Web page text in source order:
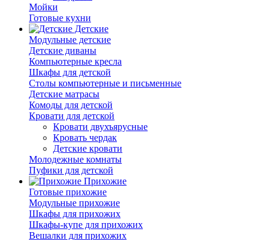
Мойки
Готовые кухни
Детские
Модульные детские
Детские диваны
Компьютерные кресла
Шкафы для детской
Столы компьютерные и письменные
Детские матрасы
Комоды для детской
Кровати для детской
Кровати двухъярусные
Кровать чердак
Детские кровати
Молодежные комнаты
Пуфики для детской
Прихожие
Готовые прихожие
Модульные прихожие
Шкафы для прихожих
Шкафы-купе для прихожих
Вешалки для прихожих